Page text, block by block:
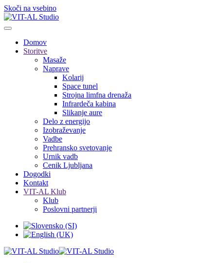
Skoči na vsebino
Domov
Storitve
Masaže
Naprave
Kolarij
Space tunel
Strojna limfna drenaža
Infrardeča kabina
Slikanje aure
Delo z energijo
Izobraževanje
Vadbe
Prehransko svetovanje
Urnik vadb
Cenik Ljubljana
Dogodki
Kontakt
VIT-AL Klub
Klub
Poslovni partnerji